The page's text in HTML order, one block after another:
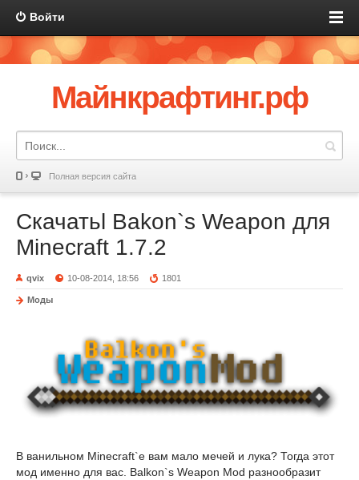
Войти
Майнкрафтинг.рф
Полная версия сайта
Скачатьl Bakon`s Weapon для
Minecraft 1.7.2
qvix 10-08-2014, 18:56 1801
Моды
В ванильном Minecraft`e вам мало мечей и лука? Тогда этот
мод именно для вас. Balkon`s Weapon Mod разнообразит